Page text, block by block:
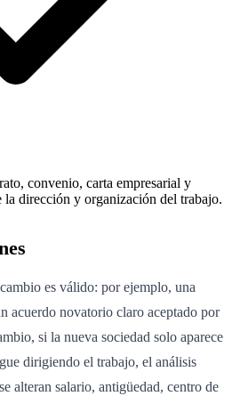
convenio, carta empresarial y
la dirección y organización del trabajo.
es válido: por ejemplo, una
acuerdo novatorio claro aceptado por
si la nueva sociedad solo aparece
dirigiendo el trabajo, el análisis
alteran salario, antigüedad, centro de